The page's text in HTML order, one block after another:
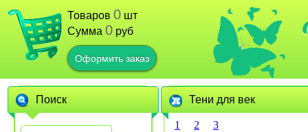
Товаров 0 шт
Сумма 0 руб
Оформить заказ
Поиск Тени для век
1 2 3